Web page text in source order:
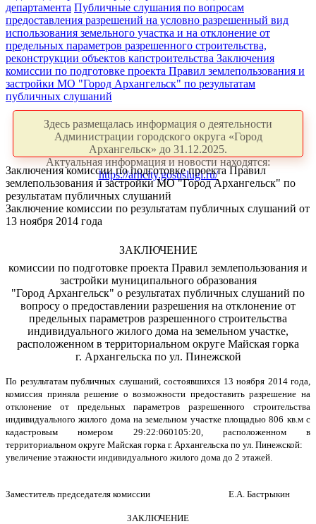
департамента Публичные слушания по вопросам
предоставления разрешений на условно разрешенный вид
использования земельного участка и на отклонение от
предельных параметров разрешенного строительства,
реконструкции объектов капстроительства Заключения
комиссии по подготовке проекта Правил землепользования и
застройки МО "Город Архангельск" по результатам
публичных слушаний
Здесь размещалась информация о деятельности
Администрации городского округа «Город
Архангельск» до 31.12.2025.
Актуальная информация и новости находятся:
https://arhcity.gosuslugi.ru/
Заключения комиссии по подготовке проекта Правил
землепользования и застройки МО "Город Архангельск" по
результатам публичных слушаний
Заключение комиссии по результатам публичных слушаний от
13 ноября 2014 года
ЗАКЛЮЧЕНИЕ
комиссии по подготовке проекта Правил землепользования и
застройки муниципального образования
"Город Архангельск" о результатах публичных слушаний по
вопросу о предоставлении разрешения на отклонение от
предельных параметров разрешенного строительства
индивидуального жилого дома на земельном участке,
расположенном в территориальном округе Майская горка
г. Архангельска по ул. Пинежской
По результатам публичных слушаний, состоявшихся 13 ноября 2014 года,
комиссия приняла решение о возможности предоставить разрешение на
отклонение от предельных параметров разрешенного строительства
индивидуального жилого дома на земельном участке площадью 806 кв.м с
кадастровым номером 29:22:060105:20, расположенном в
территориальном округе Майская горка г. Архангельска по ул. Пинежской:
увеличение этажности индивидуального жилого дома до 2 этажей.
Заместитель председателя комиссии Е.А. Бастрыкин
ЗАКЛЮЧЕНИЕ